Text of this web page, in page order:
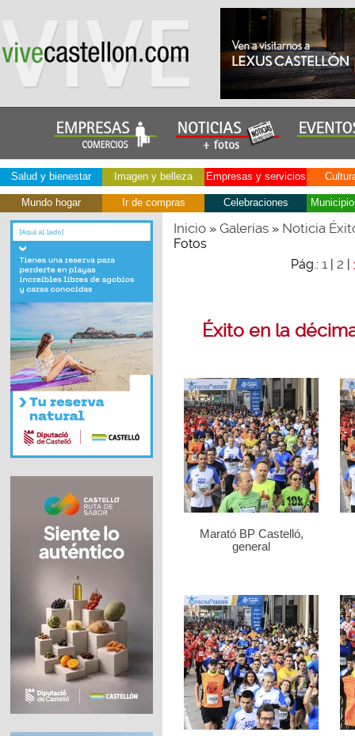
Salud y bienestar Imagen y belleza Empresas y servicios
Mundo hogar Ir de compras Celebraciones
Inicio» Galerías» Noticia
Fotos
Pág.: 1 | 2 |
Éxito en la
Marató BP Castelló,
general